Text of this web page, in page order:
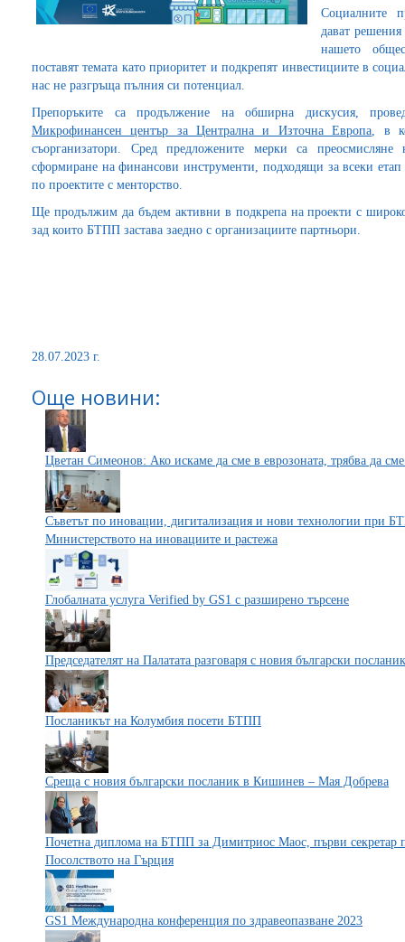
Социалните
дават
нашето
поставят темата като приоритет и подкрепят инвестициите в
нас не разгръща пълния си потенциал.
Препоръките са продължение на обширна дискусия,
Микрофинансен център за Централна и Източна Европа, в
съорганизатори. Сред предложените мерки са
сформиране на финансови инструменти, подходящи за всеки
по проектите с менторство.
Ще продължим да бъдем активни в подкрепа на проекти с
зад които БТПП застава заедно с организациите партньори.
28.07.2023 г.
Още новини:
Цветан Симеонов: Ако искаме да сме в еврозоната, трябва да
Съветът по иновации, дигитализация и нови технологии при
Министерството на иновациите и растежа
Глобалната услуга Verified by GS1 с разширено търсене
Председателят на Палатата разговаря с новия български
Посланикът на Колумбия посети БТПП
Среща с новия български посланик в Кишинев – Мая Добрева
Почетна диплома на БТПП за Димитриос Маос, първи секретар
Посолството на Гърция
GS1 Международна конференция по здравеопазване 2023